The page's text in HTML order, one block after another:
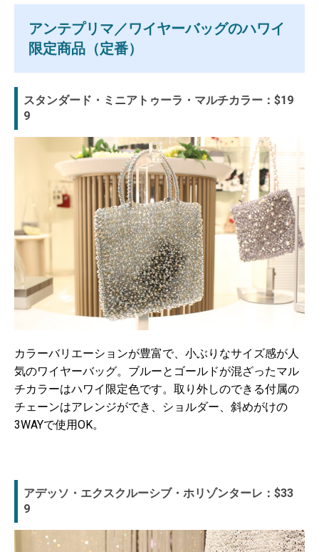
アンテプリマ／ワイヤーバッグのハワイ
限定商品（定番）
スタンダード・ミニアトゥーラ・マルチカラー：$19
9
カラーバリエーションが豊富で、小ぶりなサイズ感が人
気のワイヤーバッグ。ブルーとゴールドが混ざったマル
チカラーはハワイ限定色です。取り外しのできる付属の
チェーンはアレンジができ、ショルダー、斜めがけの
3WAYで使用OK。
アデッソ・エクスクルーシブ・ホリゾンターレ：$33
9